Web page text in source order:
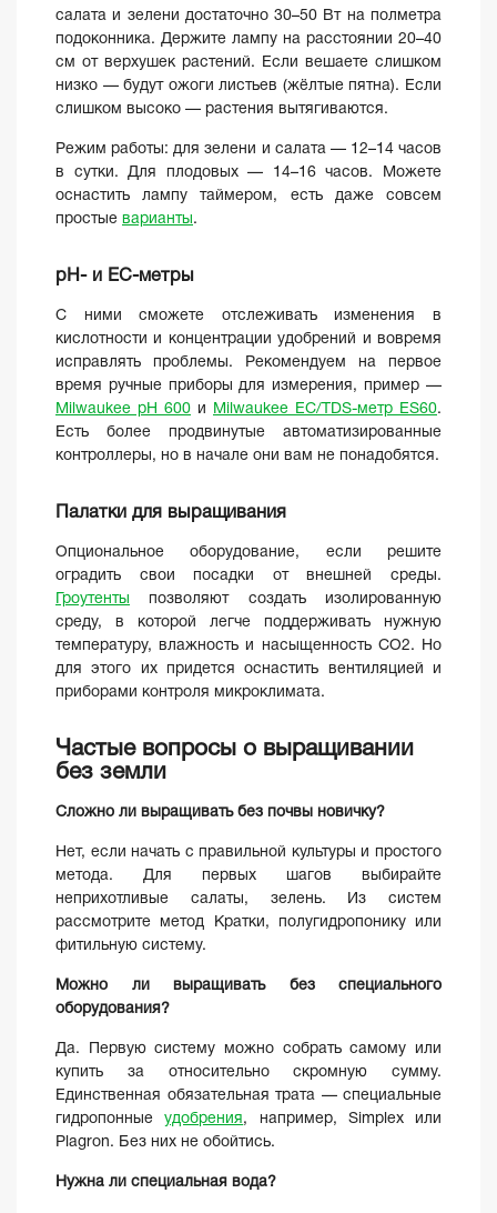
салата и зелени достаточно 30–50 Вт на полметра
подоконника. Держите лампу на расстоянии 20–40
см от верхушек растений. Если вешаете слишком
низко — будут ожоги листьев (жёлтые пятна). Если
слишком высоко — растения вытягиваются.
Режим работы: для зелени и салата — 12–14 часов
в сутки. Для плодовых — 14–16 часов. Можете
оснастить лампу таймером, есть даже совсем
простые варианты.
pH- и EC-метры
С ними сможете отслеживать изменения в
кислотности и концентрации удобрений и вовремя
исправлять проблемы. Рекомендуем на первое
время ручные приборы для измерения, пример —
Milwaukee pH 600 и Milwaukee EC/TDS-метр ES60.
Есть более продвинутые автоматизированные
контроллеры, но в начале они вам не понадобятся.
Палатки для выращивания
Опциональное оборудование, если решите
оградить свои посадки от внешней среды.
Гроутенты позволяют создать изолированную
среду, в которой легче поддерживать нужную
температуру, влажность и насыщенность CO2. Но
для этого их придется оснастить вентиляцией и
приборами контроля микроклимата.
Частые вопросы о выращивании
без земли
Сложно ли выращивать без почвы новичку?
Нет, если начать с правильной культуры и простого
метода. Для первых шагов выбирайте
неприхотливые салаты, зелень. Из систем
рассмотрите метод Кратки, полугидропонику или
фитильную систему.
Можно ли выращивать без специального
оборудования?
Да. Первую систему можно собрать самому или
купить за относительно скромную сумму.
Единственная обязательная трата — специальные
гидропонныеудобрения, например, Simplex или
Plagron. Без них не обойтись.
Нужна ли специальная вода?